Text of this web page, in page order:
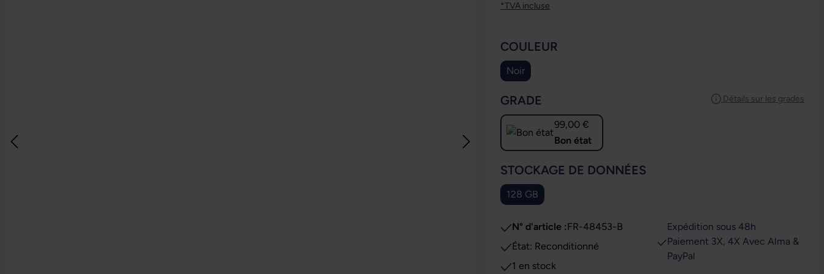
*TVA incluse
SÉLECTIONNEZ
COULEUR
Noir
Détails sur les grades
SÉLECTIONNEZ
GRADE
99,00 €
Bon état
SÉLECTIONNEZ
STOCKAGE DE DONNÉES
128 GB
N° d'article :FR-48453-B
État: Reconditionné
1 en stock
Expédition sous 48h
Paiement 3X, 4X Avec Alma &
PayPal